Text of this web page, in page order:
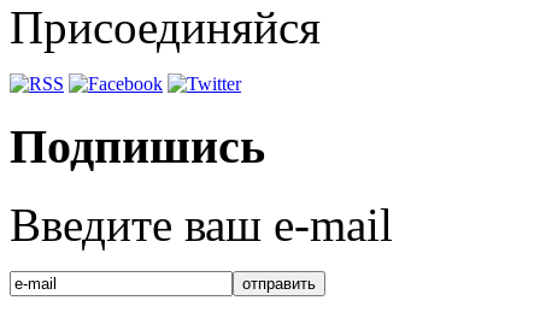
Присоединяйся
Подпишись
Введите ваш e-mail